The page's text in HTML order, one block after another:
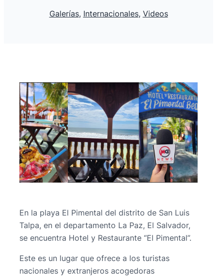
Galerías, Internacionales, Videos
En la playa El Pimental del distrito de San Luis
Talpa, en el departamento La Paz, El Salvador,
se encuentra Hotel y Restaurante “El Pimental”.
Este es un lugar que ofrece a los turistas
nacionales y extranjeros acogedoras